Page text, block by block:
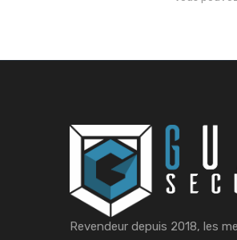
Revendeur depuis 2018, les